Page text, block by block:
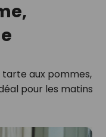
tarte aux pommes,
pour les matins